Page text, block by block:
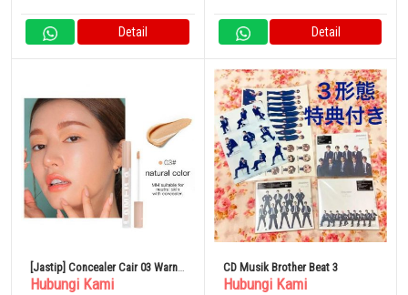
Detail Detail
[Jastip] Concealer Cair 03 Warna
Natural Tekstur Lembab
Hubungi Kami
CD Musik Brother Beat 3
Hubungi Kami